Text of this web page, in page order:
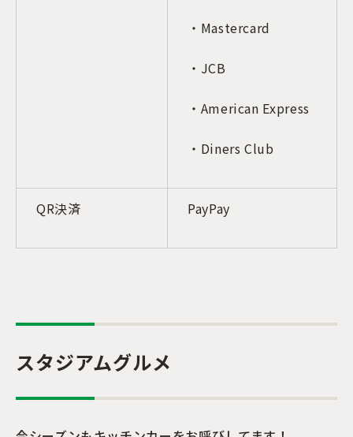
・Mastercard
・JCB
・American Express
・Diners Club
QR決済 PayPay
スタジアムグルメ